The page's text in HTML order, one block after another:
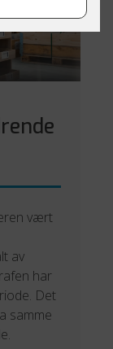
vært
av
har
Det
samme